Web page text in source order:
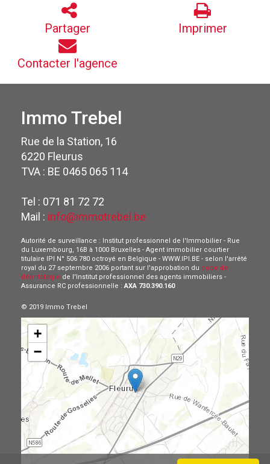
Partager Imprimer
Contacter l'agence
Immo Trebel
Rue de la Station, 16
6220 Fleurus
TVA : BE 0465 065 114
Tel : 071 81 72 72
Mail : info@immotrebel.be
Autorité de surveillance : Institut professionnel de l'Immobilier - Rue
du Luxembourg, 16B à 1000 Bruxelles - Agent immobilier courtier
titulaire IPI N° 506 780 octroyé en Belgique - WWW.IPI.BE - selon l'arrêté
royal du 27 septembre 2006 portant sur l'approbation du code de
déontologie de l'Institut professionnel des agents immobiliers -
Assurance RC professionnelle :AXA 730.390.160
© 2019 Immo Trebel
+
−